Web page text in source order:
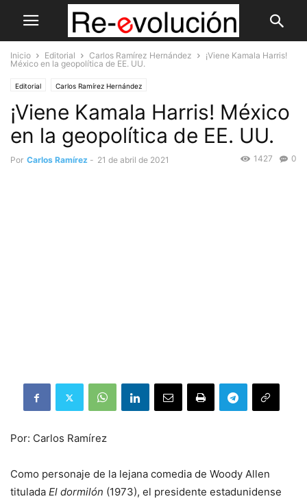
Inicio Editorial Carlos Ramírez Hernández
¡Viene Kamala Harris!
México en la geopolítica de EE. UU.
Editorial Carlos Ramírez Hernández
¡Viene Kamala Harris! México
en la geopolítica de EE. UU.
Por Carlos Ramírez - 21 de abril de 2021 0
1427
Por: Carlos Ramírez
Como personaje de la lejana comedia de Woody Allen
titulada El dormilón (1973), el presidente estadunidense